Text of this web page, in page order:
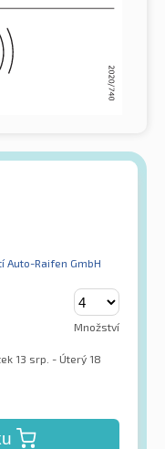
Auto-Raifen GmbH
Množství
13 srp. - Úterý 18